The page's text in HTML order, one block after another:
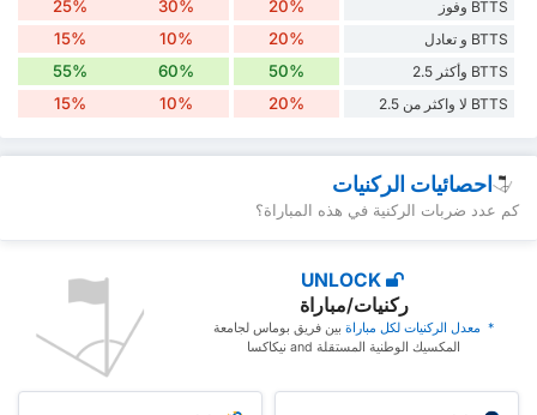
BTTS وفوز 20%
30%
25%
BTTS و تعادل 20%
10%
15%
BTTS وأكثر 2.5 50%
60%
55%
BTTS لا واكثر من 2.5 20%
10%
15%
احصائيات الركنيات
كم عدد ضربات الركنية في هذه المباراة؟
UNLOCK
ركنيات/مباراة
* ‏ ‏معدل الركنيات لكل مباراة‏بين فريق بوماس لجامعة
المكسيك الوطنية المستقلة and نيكاكسا